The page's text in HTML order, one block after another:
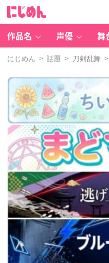
作品名 声優 舞
にじめん > 話題 > 刀剣乱舞